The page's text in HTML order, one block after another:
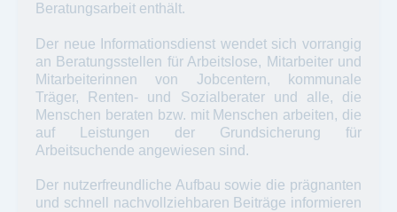
Beratungsarbeit enthält.
Der neue Informationsdienst wendet sich vorrangig
an Beratungsstellen für Arbeitslose, Mitarbeiter und
Mitarbeiterinnen von Jobcentern, kommunale
Träger, Renten- und Sozialberater und alle, die
Menschen beraten bzw. mit Menschen arbeiten, die
auf Leistungen der Grundsicherung für
Arbeitsuchende angewiesen sind.
Der nutzerfreundliche Aufbau sowie die prägnanten
und schnell nachvollziehbaren Beiträge informieren